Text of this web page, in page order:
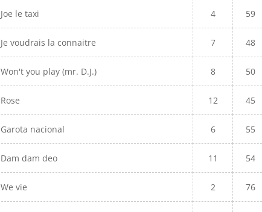
Joe le taxi 4 59
Je voudrais la connaitre 7 48
Won't you play (mr. D.J.) 8 50
Rose 12 45
Garota nacional 6 55
Dam dam deo 11 54
We vie 2 76